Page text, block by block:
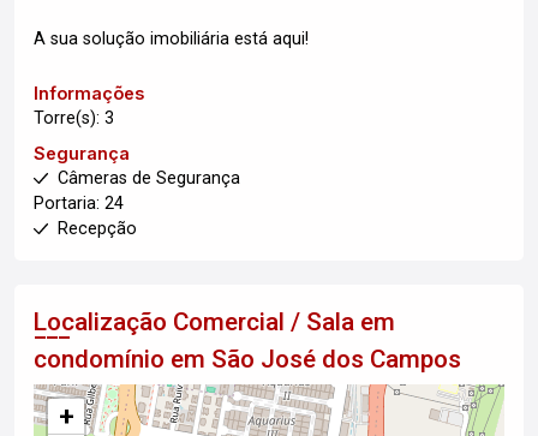
A sua solução imobiliária está aqui!
Informações
Torre(s): 3
Segurança
Câmeras de Segurança
Portaria: 24
Recepção
Localização Comercial / Sala em
condomínio em São José dos Campos
+